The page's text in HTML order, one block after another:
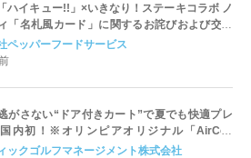
ハイキュー!!」×いきなり！ステーキコラボ ノ
「名札風カード」に関するお詫びおよび交換
いてのご案内
ペッパーフードサービス
がさない“ドア付きカート”で夏でも快適プレ
初！※オリンピアオリジナル「AirCon
アコンカート）」導入 | ＰＧＭ
ックゴルフマネージメント株式会社